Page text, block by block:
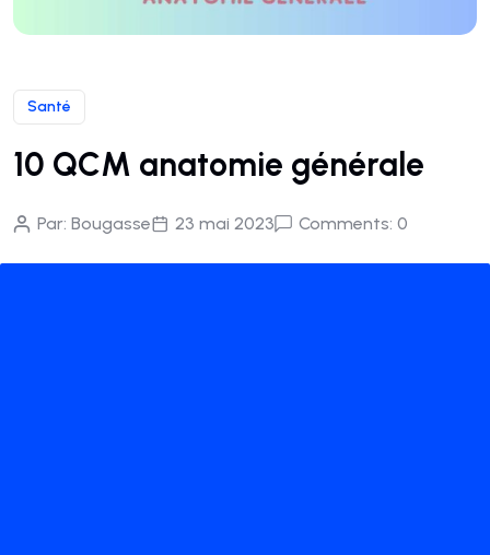
Santé
10 QCM anatomie générale
Par: Bougasse 23 mai 2023 Comments: 0